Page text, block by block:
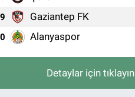
9 Gaziantep FK
Alanyaspor
Detaylar için tıklayın